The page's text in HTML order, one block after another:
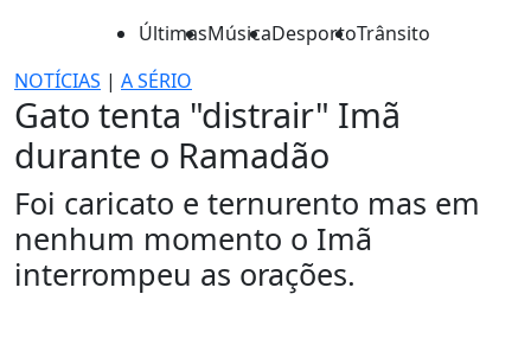
ÚltimasMúsicaDesportoTrânsito
NOTÍCIAS | A SÉRIO
Gato tenta "distrair" Imã
durante o Ramadão
Foi caricato e ternurento mas em
nenhum momento o Imã
interrompeu as orações.